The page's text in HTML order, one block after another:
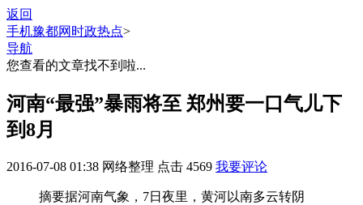
返回
手机豫都网 时政热点>
导航
您查看的文章找不到啦...
河南“最强”暴雨将至 郑州要一口气儿下
到8月
2016-07-08 01:38 网络整理 点击 4569 我要评论
摘要据河南气象，7日夜里，黄河以南多云转阴